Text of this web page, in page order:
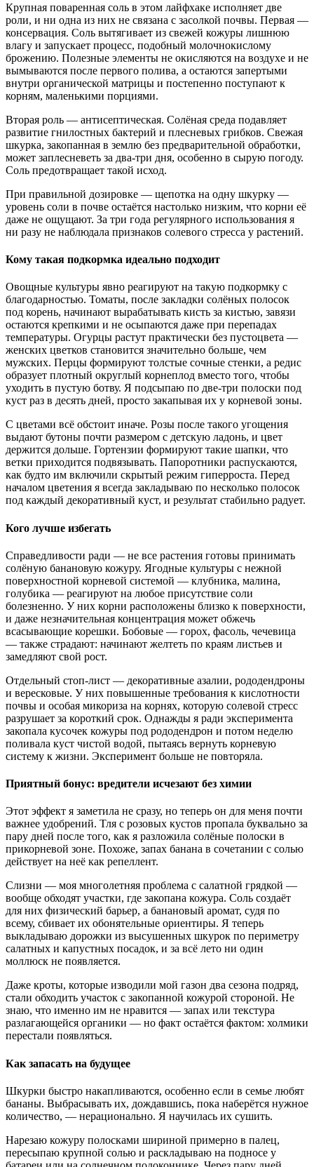
Крупная поваренная соль в этом лайфхаке исполняет две
роли, и ни одна из них не связана с засолкой почвы. Первая —
консервация. Соль вытягивает из свежей кожуры лишнюю
влагу и запускает процесс, подобный молочнокислому
брожению. Полезные элементы не окисляются на воздухе и не
вымываются после первого полива, а остаются запертыми
внутри органической матрицы и постепенно поступают к
корням, маленькими порциями.
Вторая роль — антисептическая. Солёная среда подавляет
развитие гнилостных бактерий и плесневых грибков. Свежая
шкурка, закопанная в землю без предварительной обработки,
может заплесневеть за два-три дня, особенно в сырую погоду.
Соль предотвращает такой исход.
При правильной дозировке — щепотка на одну шкурку —
уровень соли в почве остаётся настолько низким, что корни её
даже не ощущают. За три года регулярного использования я
ни разу не наблюдала признаков солевого стресса у растений.
Кому такая подкормка идеально подходит
Овощные культуры явно реагируют на такую подкормку с
благодарностью. Томаты, после закладки солёных полосок
под корень, начинают вырабатывать кисть за кистью, завязи
остаются крепкими и не осыпаются даже при перепадах
температуры. Огурцы растут практически без пустоцвета —
женских цветков становится значительно больше, чем
мужских. Перцы формируют толстые сочные стенки, а редис
образует плотный округлый корнеплод вместо того, чтобы
уходить в пустую ботву. Я подсыпаю по две-три полоски под
куст раз в десять дней, просто закапывая их у корневой зоны.
С цветами всё обстоит иначе. Розы после такого угощения
выдают бутоны почти размером с детскую ладонь, и цвет
держится дольше. Гортензии формируют такие шапки, что
ветки приходится подвязывать. Папоротники распускаются,
как будто им включили скрытый режим гиперроста. Перед
началом цветения я всегда закладываю по несколько полосок
под каждый декоративный куст, и результат стабильно радует.
Кого лучше избегать
Справедливости ради — не все растения готовы принимать
солёную банановую кожуру. Ягодные культуры с нежной
поверхностной корневой системой — клубника, малина,
голубика — реагируют на любое присутствие соли
болезненно. У них корни расположены близко к поверхности,
и даже незначительная концентрация может обжечь
всасывающие корешки. Бобовые — горох, фасоль, чечевица
— также страдают: начинают желтеть по краям листьев и
замедляют свой рост.
Отдельный стоп-лист — декоративные азалии, рододендроны
и вересковые. У них повышенные требования к кислотности
почвы и особая микориза на корнях, которую солевой стресс
разрушает за короткий срок. Однажды я ради эксперимента
закопала кусочек кожуры под рододендрон и потом неделю
поливала куст чистой водой, пытаясь вернуть корневую
систему к жизни. Эксперимент больше не повторяла.
Приятный бонус: вредители исчезают без химии
Этот эффект я заметила не сразу, но теперь он для меня почти
важнее удобрений. Тля с розовых кустов пропала буквально за
пару дней после того, как я разложила солёные полоски в
прикорневой зоне. Похоже, запах банана в сочетании с солью
действует на неё как репеллент.
Слизни — моя многолетняя проблема с салатной грядкой —
вообще обходят участки, где закопана кожура. Соль создаёт
для них физический барьер, а банановый аромат, судя по
всему, сбивает их обонятельные ориентиры. Я теперь
выкладываю дорожки из высушенных шкурок по периметру
салатных и капустных посадок, и за всё лето ни один
моллюск не появляется.
Даже кроты, которые изводили мой газон два сезона подряд,
стали обходить участок с закопанной кожурой стороной. Не
знаю, что именно им не нравится — запах или текстура
разлагающейся органики — но факт остаётся фактом: холмики
перестали появляться.
Как запасать на будущее
Шкурки быстро накапливаются, особенно если в семье любят
бананы. Выбрасывать их, дождавшись, пока наберётся нужное
количество, — нерационально. Я научилась их сушить.
Нарезаю кожуру полосками шириной примерно в палец,
пересыпаю крупной солью и раскладываю на подносе у